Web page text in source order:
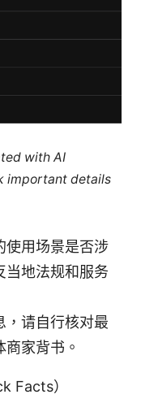
with AI
important details
使用场景是否涉
当地法规和服务
，请自行核对最
家背书。
Facts）